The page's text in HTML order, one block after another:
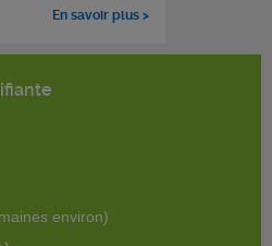
En savoir plus >
environ)